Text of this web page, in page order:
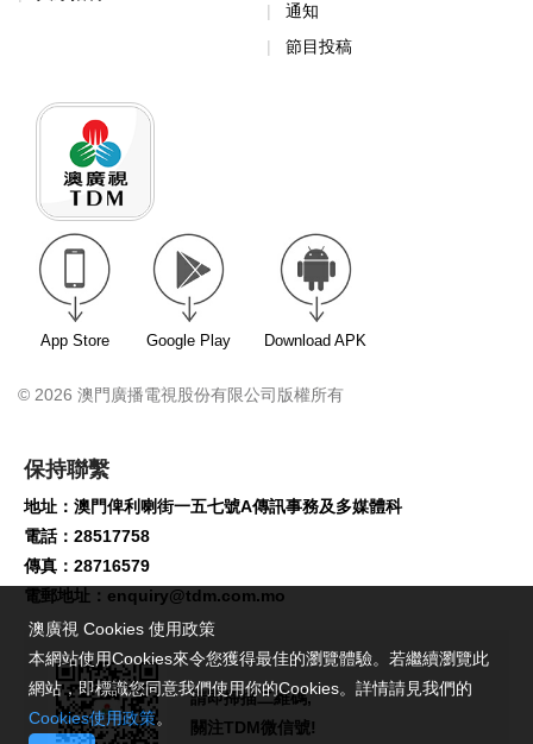
節目投稿
App Store Google Play Download APK
地址：澳門俾利喇街一五七號A傳訊事務及多媒體科
電話：28517758
傳真：28716579
電郵地址：enquiry@tdm.com.mo
關注TDM微信號!
澳廣視 Cookies 使用政策
本網站使用Cookies來令您獲得最佳的瀏覽體驗。若繼續瀏覽此
網站，即標識您同意我們使用你的Cookies。詳情請見我們的
Cookies使用政策。